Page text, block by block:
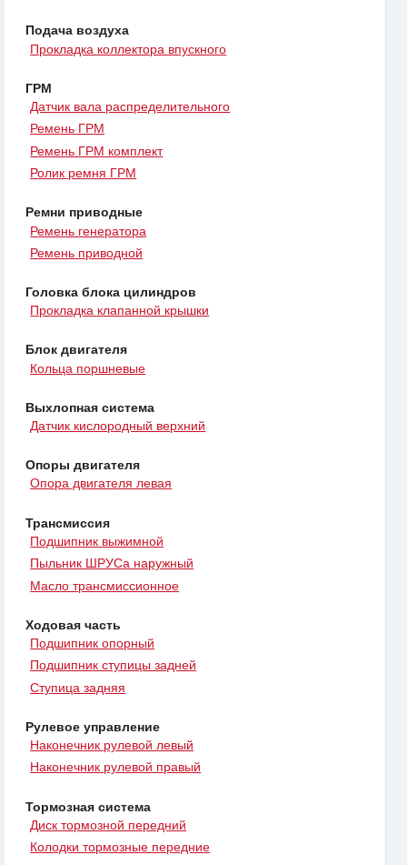
Подача воздуха
Прокладка коллектора впускного
ГРМ
Датчик вала распределительного
Ремень ГРМ
Ремень ГРМ комплект
Ролик ремня ГРМ
Ремни приводные
Ремень генератора
Ремень приводной
Головка блока цилиндров
Прокладка клапанной крышки
Блок двигателя
Кольца поршневые
Выхлопная система
Датчик кислородный верхний
Опоры двигателя
Опора двигателя левая
Трансмиссия
Подшипник выжимной
Пыльник ШРУСа наружный
Масло трансмиссионное
Ходовая часть
Подшипник опорный
Подшипник ступицы задней
Ступица задняя
Рулевое управление
Наконечник рулевой левый
Наконечник рулевой правый
Тормозная система
Диск тормозной передний
Колодки тормозные передние